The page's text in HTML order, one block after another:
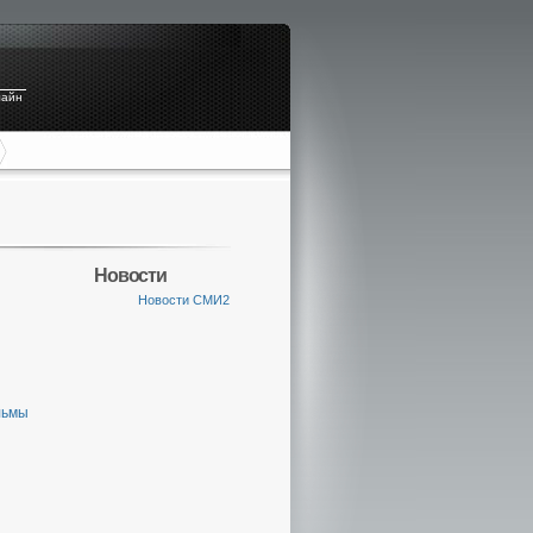
Новости
Новости СМИ2